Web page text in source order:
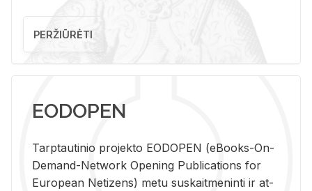
PERŽIŪRĖTI
EODOPEN
Tarp­tau­ti­nio pro­jek­to EO­DO­PEN (eBo­oks-On-
De­mand-Ne­twork Ope­ning Pub­li­ca­tions for
Eu­ro­pe­an Ne­ti­zens) metu su­skait­me­nin­ti ir at­